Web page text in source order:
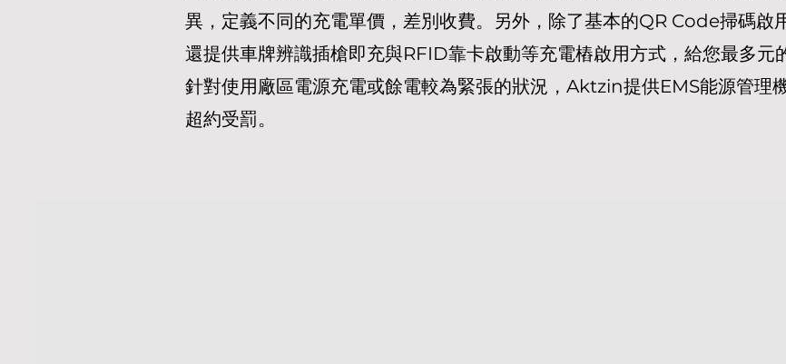
異，定義不同的充電單價，差別收費。另外，除了基本的QR Code掃碼啟
還提供車牌辨識插槍即充與RFID靠卡啟動等充電樁啟用方式，給您最多元
針對使用廠區電源充電或餘電較為緊張的狀況，Aktzin提供EMS能源管理
超約受罰。